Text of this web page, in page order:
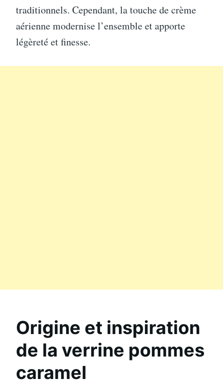
traditionnels. Cependant, la touche de crème
aérienne modernise l’ensemble et apporte
légèreté et finesse.
Origine et inspiration
de la verrine pommes
caramel